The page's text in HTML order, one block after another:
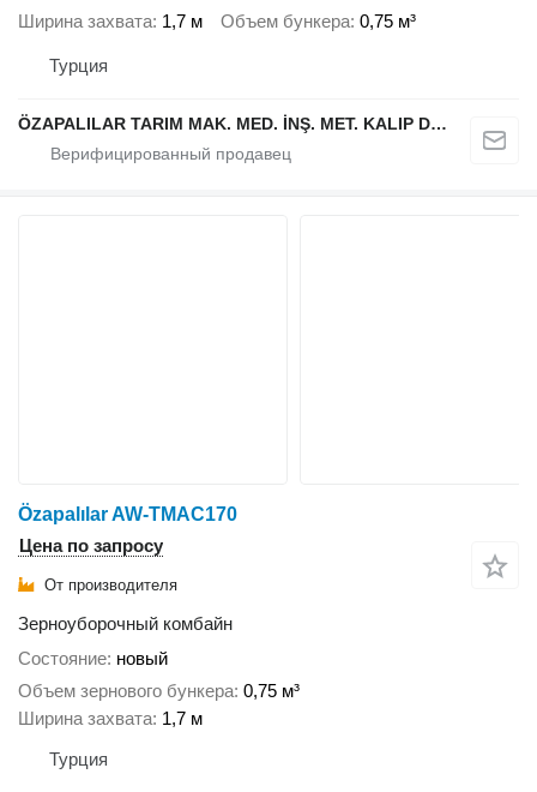
Ширина захвата 1,7 м Объем бункера 0,75 м³
Турция
ÖZAPALILAR TARIM MAK. MED. İNŞ. MET. KALIP DÖKÜM SAN. LTD. ŞTİ.
Özapalılar AW-TMAC170
Цена по запросу
От производителя
Зерноуборочный комбайн
Состояние новый
Объем зернового бункера 0,75 м³
Ширина захвата 1,7 м
Турция